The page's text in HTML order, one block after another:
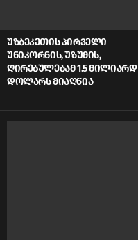
ᲣᲖᲑᲔᲙᲔᲗᲘᲡ ᲞᲘᲠᲕᲔᲚᲘ
ᲣᲜᲘᲙᲝᲠᲜᲘᲡ, ᲣᲖᲣᲛᲘᲡ,
ᲦᲘᲠᲔᲑᲣᲚᲔᲑᲐᲛ 1.5 ᲛᲘᲚᲘᲐᲠᲓ
ᲓᲝᲚᲐᲠᲡ ᲛᲘᲐᲦᲬᲘᲐ